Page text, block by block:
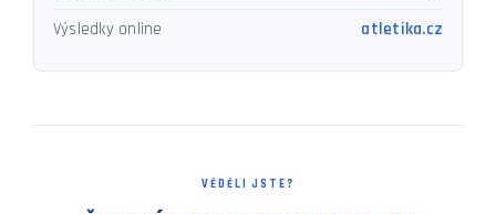
Výsledky online atletika.cz
VĚDĚLI JSTE?